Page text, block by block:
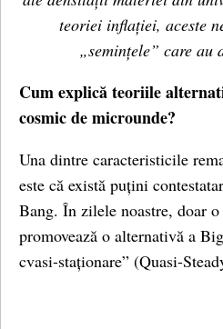
teoriei inflației, aceste
„semințele” care au
Cum explică teoriile
cosmic de microunde?
Una dintre caracteristicile
este că există puțini
Bang. În zilele noastre, doar
promovează o alternativă a
cvasi-staționare” (Quasi-